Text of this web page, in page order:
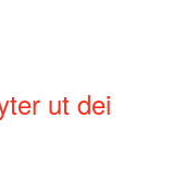
ut dei